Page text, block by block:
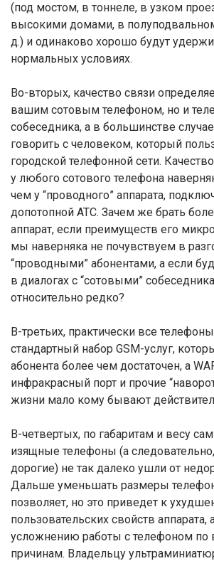
(под мостом, в тоннеле, в узком
высокими домами, в
д.) и одинаково хорошо будут
нормальных условиях.
Во-вторых, качество связи
вашим сотовым телефоном, но и
собеседника, а в большинстве
говорить с человеком, который
городской телефонной сети.
у любого сотового телефона
чем у “проводного” аппарата,
допотопной АТС. Зачем же брать
аппарат, если преимуществ его
мы наверняка не почувствуем в
“проводными” абонентами, а если
в диалогах с “сотовыми”
относительно редко?
В-третьих, практически все
стандартный набор GSM-услуг,
абонента более чем достаточен, а
инфракрасный порт и прочие
жизни мало кому бывают
В-четвертых, по габаритам и весу
изящные телефоны (а
дорогие) не так далеко ушли от
Дальше уменьшать размеры
позволяет, но это приведет к
пользовательских свойств аппарата,
усложнению работы с телефоном по
причинам. Владельцу